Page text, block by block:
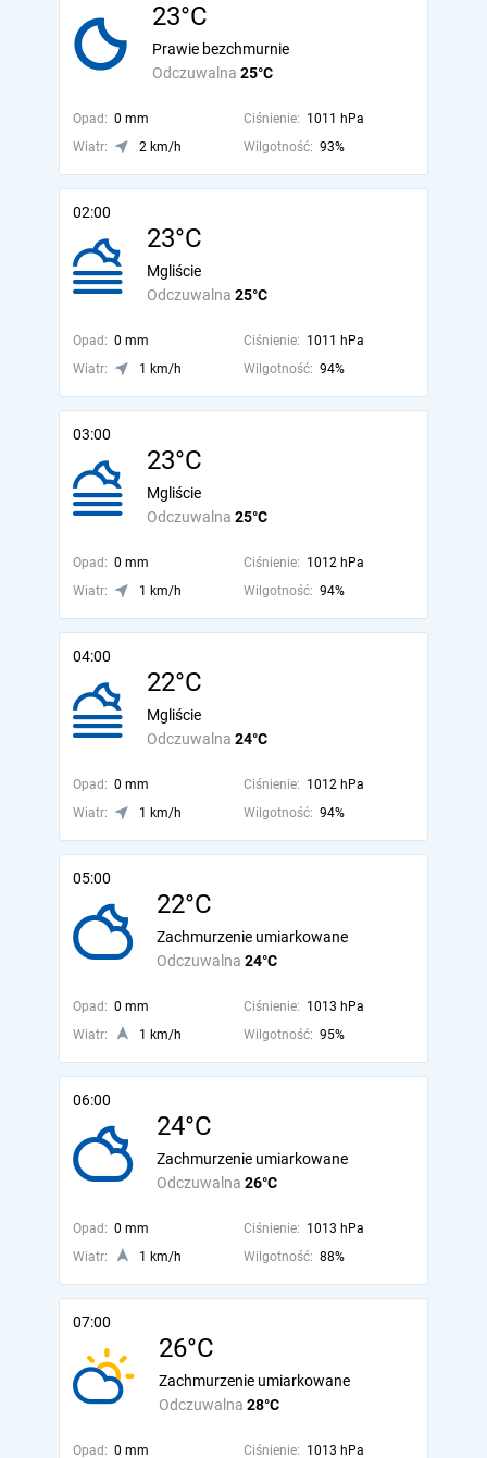
23°C
Odczuwalna 25°C
Prawie bezchmurnie
Opad: 0 mm Ciśnienie: 1011 hPa
Wiatr:
2 km/h Wilgotność: 93%
02:00
23°C
Odczuwalna 25°C
Mgliście
Opad: 0 mm Ciśnienie: 1011 hPa
Wiatr:
1 km/h Wilgotność: 94%
03:00
23°C
Odczuwalna 25°C
Mgliście
Opad: 0 mm Ciśnienie: 1012 hPa
Wiatr:
1 km/h Wilgotność: 94%
04:00
22°C
Odczuwalna 24°C
Mgliście
Opad: 0 mm Ciśnienie: 1012 hPa
Wiatr:
1 km/h Wilgotność: 94%
05:00
22°C
Odczuwalna 24°C
Zachmurzenie umiarkowane
Opad: 0 mm Ciśnienie: 1013 hPa
Wiatr:
1 km/h Wilgotność: 95%
06:00
24°C
Odczuwalna 26°C
Zachmurzenie umiarkowane
Opad: 0 mm Ciśnienie: 1013 hPa
Wiatr:
1 km/h Wilgotność: 88%
07:00
26°C
Odczuwalna 28°C
Zachmurzenie umiarkowane
Opad: 0 mm Ciśnienie: 1013 hPa